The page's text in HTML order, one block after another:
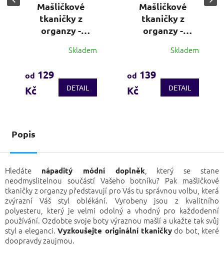
Mašličkové
tkaničky z
organzy -
produktu
je
4,3
Skladem
od 129
Kč
DETAIL
Mašličkové
tkaničky z
organzy -
modrá
produktu
je
3,4
Skladem
od 139
Kč
DETAIL
Popis
Hledáte nápaditý módní doplněk , který se stane
neodmyslitelnou součástí Vašeho botníku? Pak mašličkové
tkaničky z organzy představují pro Vás tu správnou volbu, která
zvýrazní Váš styl oblékání. Vyrobeny jsou z kvalitního
polyesteru, který je velmi odolný a vhodný pro každodenní
používání. Ozdobte svoje boty výraznou mašlí a ukažte tak svůj
styl a eleganci.Vyzkoušejte originální tkaničkydo bot, které
doopravdy zaujmou.